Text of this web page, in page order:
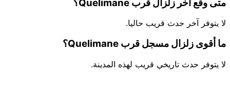
متى وقع آخر زلزال قرب Quelimane؟
لا يتوفر آخر حدث قريب حاليا.
ما أقوى زلزال مسجل قرب Quelimane؟
لا يتوفر حدث تاريخي قريب لهذه المدينة.